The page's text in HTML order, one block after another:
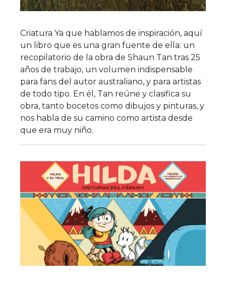
Criatura Ya que hablamos de inspiración, aquí
un libro que es una gran fuente de ella: un
recopilatorio de la obra de Shaun Tan tras 25
años de trabajo, un volumen indispensable
para fans del autor australiano, y para artistas
de todo tipo. En él, Tan reúne y clasifica su
obra, tanto bocetos como dibujos y pinturas, y
nos habla de su camino como artista desde
que era muy niño.